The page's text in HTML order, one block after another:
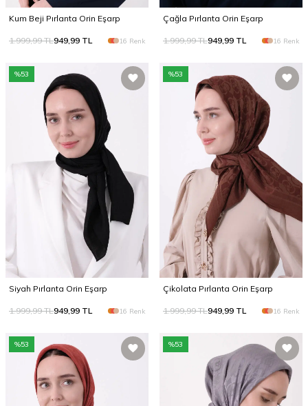
Kum Beji Pırlanta Orin Eşarp
1.999,99TL949,99 TL 16 Renk
Çağla Pırlanta Orin Eşarp
1.999,99TL949,99 TL 16 Renk
%53
Siyah Pırlanta Orin Eşarp
1.999,99TL949,99 TL 16 Renk
%53
Çikolata Pırlanta Orin Eşarp
1.999,99TL949,99 TL 16 Renk
%53 %53